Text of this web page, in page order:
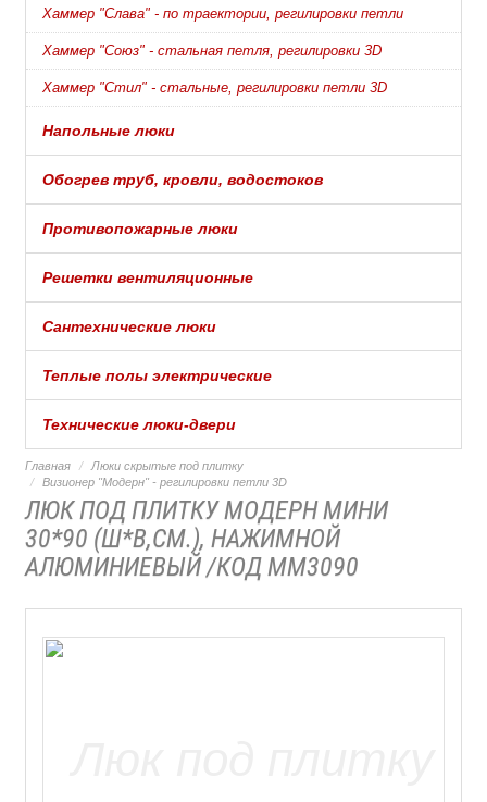
Хаммер "Слава" - по траектории, регилировки петли
Хаммер "Союз" - стальная петля, регилировки 3D
Хаммер "Стил" - стальные, регилировки петли 3D
Напольные люки
Обогрев труб, кровли, водостоков
Противопожарные люки
Решетки вентиляционные
Сантехнические люки
Теплые полы электрические
Технические люки-двери
Главная
Люки скрытые под плитку
Визионер "Модерн" - регилировки петли 3D
ЛЮК ПОД ПЛИТКУ МОДЕРН МИНИ
30*90 (Ш*В,СМ.), НАЖИМНОЙ
АЛЮМИНИЕВЫЙ /КОД ММ3090